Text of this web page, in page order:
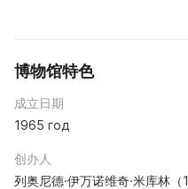
博物馆特色
成立日期
1965 год
创办人
列奥尼德·伊万诺维奇·米库林（